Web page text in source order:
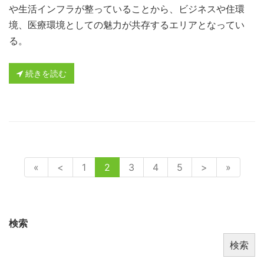
や生活インフラが整っていることから、ビジネスや住環
境、医療環境としての魅力が共存するエリアとなってい
る。
続きを読む
« < 1 2 3 4 5 > »
検索
検索